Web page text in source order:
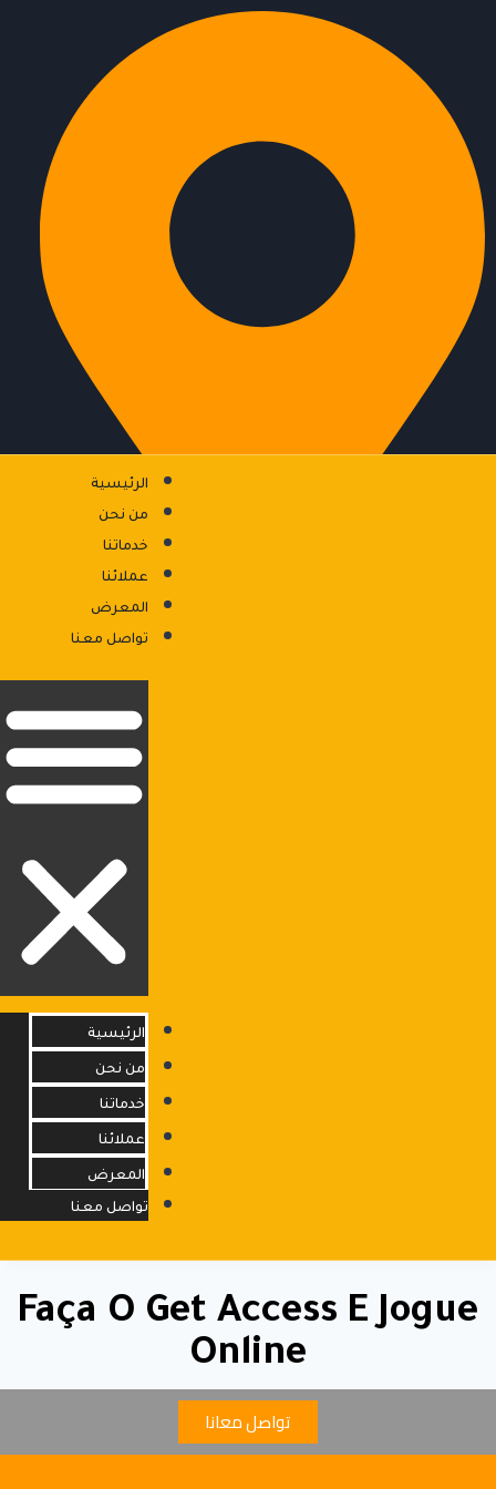
الرئيسية
من نحن
خدماتنا
عملائنا
المعرض
تواصل معنا
الرئيسية
من نحن
خدماتنا
عملائنا
المعرض
تواصل معنا
Faça O Get Access E Jogue
Online
تواصل معانا